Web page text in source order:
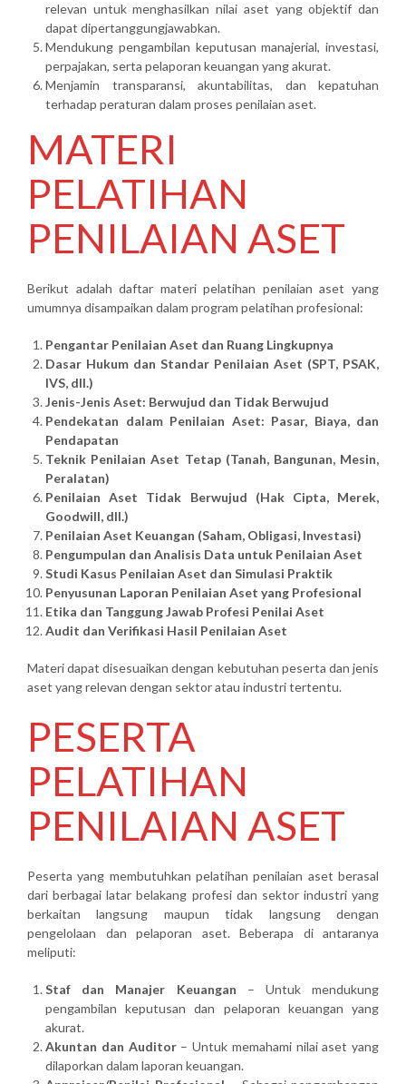
relevan untuk menghasilkan nilai aset yang objektif dan
dapat dipertanggungjawabkan.
Mendukung pengambilan keputusan manajerial, investasi,
perpajakan, serta pelaporan keuangan yang akurat.
Menjamin transparansi, akuntabilitas, dan kepatuhan
terhadap peraturan dalam proses penilaian aset.
MATERI
PELATIHAN
PENILAIAN ASET
Berikut adalah daftar materi pelatihan penilaian aset yang
umumnya disampaikan dalam program pelatihan profesional:
Pengantar Penilaian Aset dan Ruang Lingkupnya
Dasar Hukum dan Standar Penilaian Aset (SPT, PSAK,
IVS, dll.)
Jenis-Jenis Aset: Berwujud dan Tidak Berwujud
Pendekatan dalam Penilaian Aset: Pasar, Biaya, dan
Pendapatan
Teknik Penilaian Aset Tetap (Tanah, Bangunan, Mesin,
Peralatan)
Penilaian Aset Tidak Berwujud (Hak Cipta, Merek,
Goodwill, dll.)
Penilaian Aset Keuangan (Saham, Obligasi, Investasi)
Pengumpulan dan Analisis Data untuk Penilaian Aset
Studi Kasus Penilaian Aset dan Simulasi Praktik
Penyusunan Laporan Penilaian Aset yang Profesional
Etika dan Tanggung Jawab Profesi Penilai Aset
Audit dan Verifikasi Hasil Penilaian Aset
Materi dapat disesuaikan dengan kebutuhan peserta dan jenis
aset yang relevan dengan sektor atau industri tertentu.
PESERTA
PELATIHAN
PENILAIAN ASET
Peserta yang membutuhkan pelatihan penilaian aset berasal
dari berbagai latar belakang profesi dan sektor industri yang
berkaitan langsung maupun tidak langsung dengan
pengelolaan dan pelaporan aset. Beberapa di antaranya
meliputi:
Staf dan Manajer Keuangan – Untuk mendukung
pengambilan keputusan dan pelaporan keuangan yang
akurat.
Akuntan dan Auditor– Untuk memahami nilai aset yang
dilaporkan dalam laporan keuangan.